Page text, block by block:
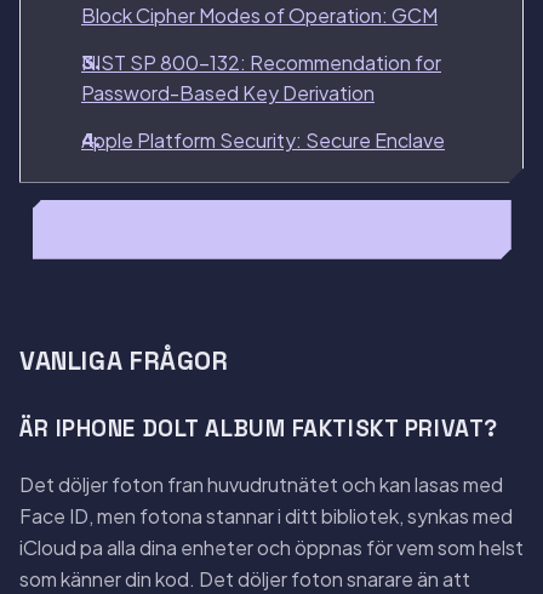
Block Cipher Modes of Operation: GCM
NIST SP 800-132: Recommendation for
Password-Based Key Derivation
Apple Platform Security: Secure Enclave
VANLIGA FRÅGOR
ÄR IPHONE DOLT ALBUM FAKTISKT PRIVAT?
Det döljer foton fran huvudrutnätet och kan lasas med
Face ID, men fotona stannar i ditt bibliotek, synkas med
iCloud pa alla dina enheter och öppnas för vem som helst
som känner din kod. Det döljer foton snarare än att